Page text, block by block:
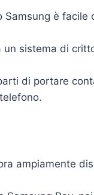
Samsung è facile
sistema di
di portare
ampiamente